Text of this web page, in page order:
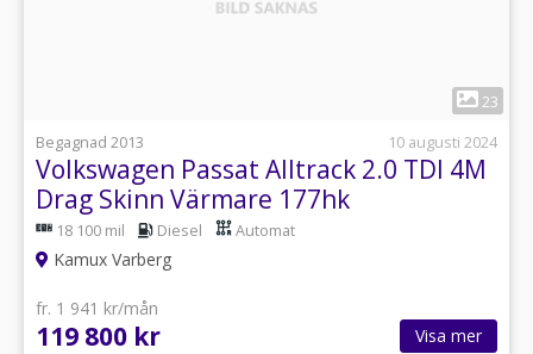
23
Begagnad 2013
10 augusti 2024
Volkswagen Passat Alltrack 2.0 TDI 4M
Drag Skinn Värmare 177hk
18 100 mil Diesel Automat
Kamux Varberg
fr. 1 941 kr/mån
119 800 kr Visa mer